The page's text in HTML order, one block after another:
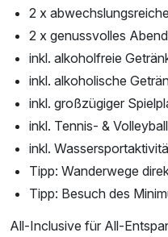
2 x
2 x genussvolles
inkl. alkoholfreie
inkl. alkoholische
inkl. großzügiger
inkl. Tennis- &
inkl.
Tipp: Wanderwege
Tipp: Besuch des
All-Inclusive für All-